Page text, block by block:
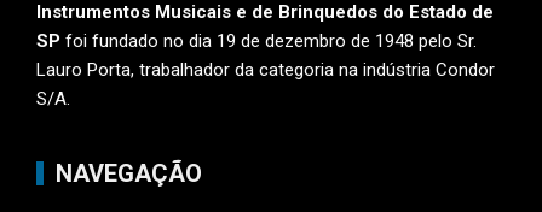
Instrumentos Musicais e de Brinquedos do Estado de
SP foi fundado no dia 19 de dezembro de 1948 pelo Sr.
Lauro Porta, trabalhador da categoria na indústria Condor
S/A.
NAVEGAÇÃO